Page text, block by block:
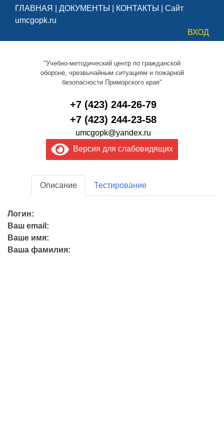
ГЛАВНАЯ ДОКУМЕНТЫ КОНТАКТЫ
Сайт
umcgopk.ru
ВХОД
"Учебно-методический центр по гражданской
обороне, чрезвычайным ситуациям и пожарной
безопасности Приморского края"
+7 (423) 244-26-79
+7 (423) 244-23-58
umcgopk@yandex.ru
Версия для слабовидящих
Описание Тестирование
Логин:
Ваш email:
Ваше имя:
Ваша фамилия: